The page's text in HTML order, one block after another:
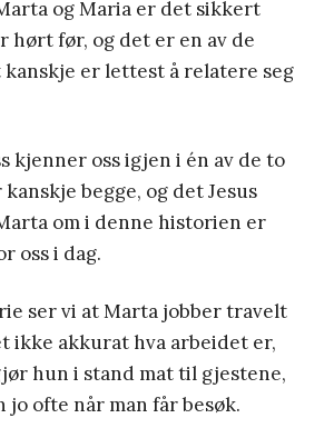
og Maria er det sikkert
hørt før, og det er en av de
er lettest å relatere seg
kjenner oss igjen i én av de to
begge, og det Jesus
om i denne historien er
oss i dag.
ser vi at Marta jobber travelt
ikke akkurat hva arbeidet er,
hun i stand mat til gjestene,
jo ofte når man får besøk.